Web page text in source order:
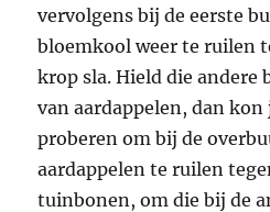
vervolgens bij de eerste
bloemkool weer te ruilen
krop sla. Hield die andere
van aardappelen, dan
proberen om bij de
aardappelen te ruilen
tuinbonen, om die bij de